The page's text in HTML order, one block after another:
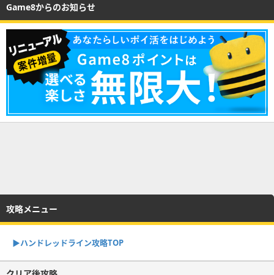
Game8からのお知らせ
攻略メニュー
▶︎ハンドレッドライン攻略TOP